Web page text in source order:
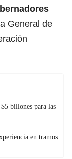
General de
billones para las
en tramos